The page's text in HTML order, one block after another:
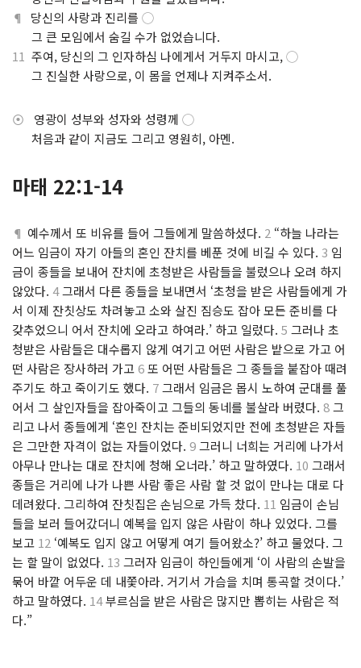
¶ 당신의 사랑과 진리를 ◯
그 큰 모임에서 숨길 수가 없었습니다.
11 주여, 당신의 그 인자하심 나에게서 거두지 마시고,◯
그 진실한 사랑으로, 이 몸을 언제나 지켜주소서.
⦿ 영광이 성부와 성자와 성령께 ◯
처음과 같이 지금도 그리고 영원히, 아멘.
마태 22:1-14
¶ 예수께서 또 비유를 들어 그들에게 말씀하셨다. 2 “하늘 나라는
어느 임금이 자기 아들의 혼인 잔치를 베푼 것에 비길 수 있다. 3 임
금이 종들을 보내어 잔치에 초청받은 사람들을 불렀으나 오려 하지
않았다. 4그래서 다른 종들을 보내면서 ‘초청을 받은 사람들에게 가
서 이제 잔칫상도 차려놓고 소와 살진 짐승도 잡아 모든 준비를 다
갖추었으니 어서 잔치에 오라고 하여라.’ 하고 일렀다. 5 그러나 초
청받은 사람들은 대수롭지 않게 여기고 어떤 사람은 밭으로 가고 어
떤 사람은 장사하러 가고6또 어떤 사람들은 그 종들을 붙잡아 때려
주기도 하고 죽이기도 했다. 7그래서 임금은 몹시 노하여 군대를 풀
어서 그 살인자들을 잡아죽이고 그들의 동네를 불살라 버렸다. 8그
리고 나서 종들에게 ‘혼인 잔치는 준비되었지만 전에 초청받은 자들
은 그만한 자격이 없는 자들이었다. 9그러니 너희는 거리에 나가서
아무나 만나는 대로 잔치에 청해 오너라.’ 하고 말하였다. 10 그래서
종들은 거리에 나가 나쁜 사람 좋은 사람 할 것 없이 만나는 대로 다
데려왔다. 그리하여 잔칫집은 손님으로 가득 찼다. 11 임금이 손님
들을 보러 들어갔더니 예복을 입지 않은 사람이 하나 있었다. 그를
보고 12 ‘예복도 입지 않고 어떻게 여기 들어왔소?’ 하고 물었다. 그
는 할 말이 없었다. 13 그러자 임금이 하인들에게 ‘이 사람의 손발을
묶어 바깥 어두운 데 내쫓아라. 거기서 가슴을 치며 통곡할 것이다.’
하고 말하였다. 14부르심을 받은 사람은 많지만 뽑히는 사람은 적
다.”